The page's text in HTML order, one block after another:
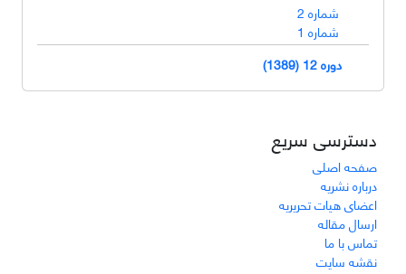
شماره 2
شماره 1
دوره 12 (1389)
دسترسی سریع
صفحه اصلی
درباره نشریه
اعضای هیات تحریریه
ارسال مقاله
تماس با ما
نقشه سایت